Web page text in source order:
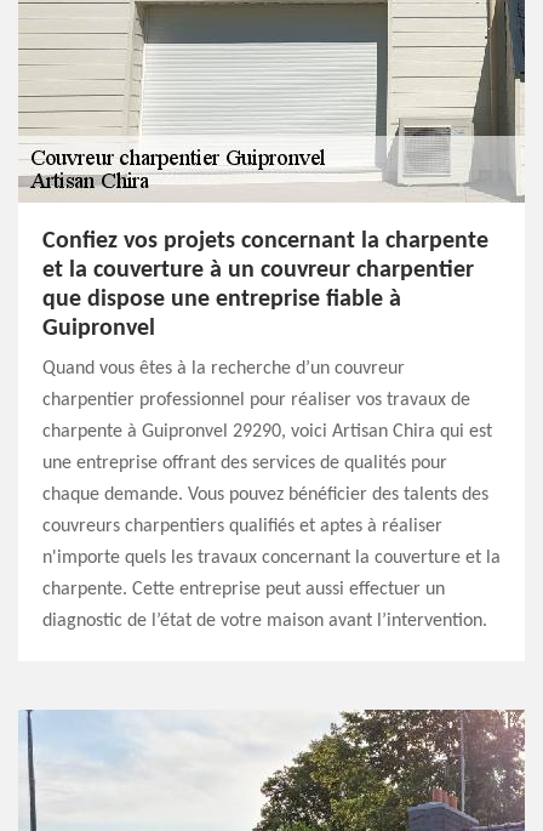
Confiez vos projets concernant la charpente
et la couverture à un couvreur charpentier
que dispose une entreprise fiable à
Guipronvel
Quand vous êtes à la recherche d’un couvreur
charpentier professionnel pour réaliser vos travaux de
charpente à Guipronvel 29290, voici Artisan Chira qui est
une entreprise offrant des services de qualités pour
chaque demande. Vous pouvez bénéficier des talents des
couvreurs charpentiers qualifiés et aptes à réaliser
n'importe quels les travaux concernant la couverture et la
charpente. Cette entreprise peut aussi effectuer un
diagnostic de l’état de votre maison avant l’intervention.